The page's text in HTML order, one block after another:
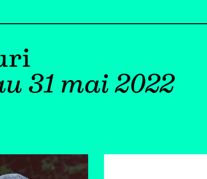
31 mai 2022